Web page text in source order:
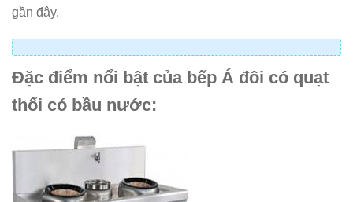
gần đây.
Đặc điểm nổi bật của bếp Á đôi có quạt
thổi có bầu nước: